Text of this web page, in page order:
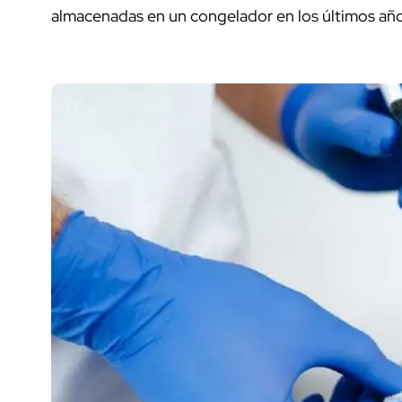
almacenadas en un congelador en los últimos